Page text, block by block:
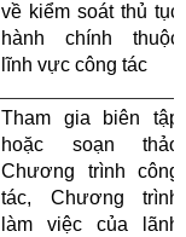
về kiểm soát thủ tục
hành chính thuộc
lĩnh vực công tác
Tham gia biên tập
hoặc soạn thảo
Chương trình công
tác, Chương trình
làm việc của lãnh